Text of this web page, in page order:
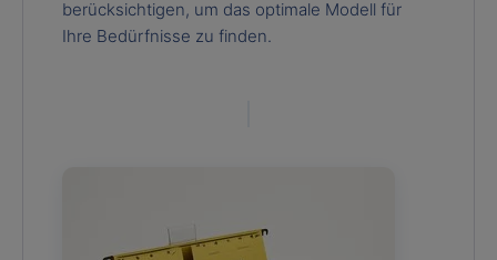
berücksichtigen, um das optimale Modell für
Ihre Bedürfnisse zu finden.